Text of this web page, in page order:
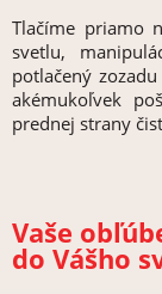
Tlačíme priamo
svetlu,
potlačený
akémukoľvek
prednej strany
Vaše
do Vášho